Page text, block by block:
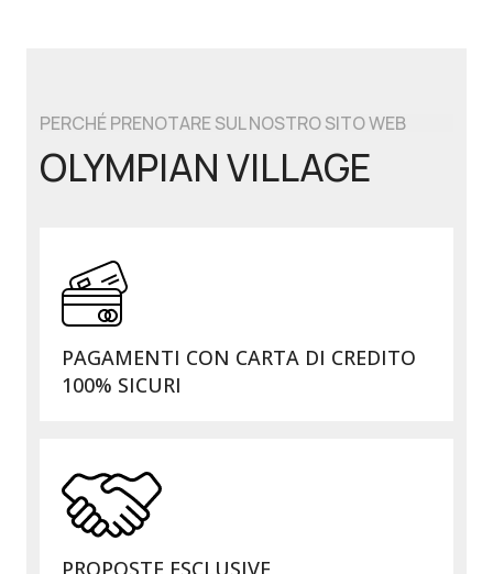
PERCHÉ PRENOTARE SUL NOSTRO SITO WEB
OLYMPIAN VILLAGE
PAGAMENTI CON CARTA DI CREDITO
100% SICURI
PROPOSTE ESCLUSIVE